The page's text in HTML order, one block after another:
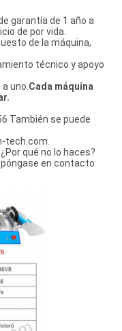
garantía de 1 año a
de por vida.
de la máquina,
técnico y apoyo
uno. Cada máquina
También se puede
tech.com.
¿Por qué no lo haces?
en contacto